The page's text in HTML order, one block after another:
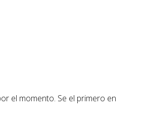
el momento. Se el primero en